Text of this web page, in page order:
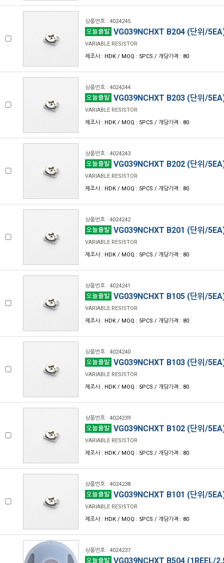
상품번호 : 4024245
VG039NCHXT B204 (단위/
VARIABLE RESISTOR
제조사 : HDK / MOQ : 5PCS / 개당가격 : 80
상품번호 : 4024244
VG039NCHXT B203 (단위/
VARIABLE RESISTOR
제조사 : HDK / MOQ : 5PCS / 개당가격 : 80
상품번호 : 4024243
VG039NCHXT B202 (단위/
VARIABLE RESISTOR
제조사 : HDK / MOQ : 5PCS / 개당가격 : 80
상품번호 : 4024242
VG039NCHXT B201 (단위/
VARIABLE RESISTOR
제조사 : HDK / MOQ : 5PCS / 개당가격 : 80
상품번호 : 4024241
VG039NCHXT B105 (단위/
VARIABLE RESISTOR
제조사 : HDK / MOQ : 5PCS / 개당가격 : 80
상품번호 : 4024240
VG039NCHXT B103 (단위/
VARIABLE RESISTOR
제조사 : HDK / MOQ : 5PCS / 개당가격 : 80
상품번호 : 4024239
VG039NCHXT B102 (단위/
VARIABLE RESISTOR
제조사 : HDK / MOQ : 5PCS / 개당가격 : 80
상품번호 : 4024238
VG039NCHXT B101 (단위/
VARIABLE RESISTOR
제조사 : HDK / MOQ : 5PCS / 개당가격 : 80
상품번호 : 4024237
VG039NCHXT B504 (1REEL/